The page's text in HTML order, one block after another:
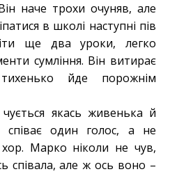
наче трохи очуняв, але
в школі наступні пів
ще два уроки, легко
сумління. Він витирає
йде порожнім
якась живенька й
співає один голос, а не
Марко ніколи не чув,
співала, але ж ось воно –